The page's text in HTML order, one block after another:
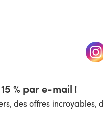
dans un nouvel onglet)
% par e-mail !
des offres incroyables,